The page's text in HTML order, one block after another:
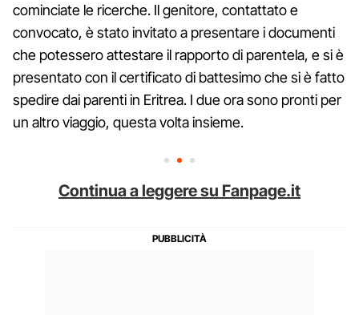
cominciate le ricerche. Il genitore, contattato e
convocato, è stato invitato a presentare i documenti
che potessero attestare il rapporto di parentela, e si è
presentato con il certificato di battesimo che si è fatto
spedire dai parenti in Eritrea. I due ora sono pronti per
un altro viaggio, questa volta insieme.
Continua a leggere su Fanpage.it